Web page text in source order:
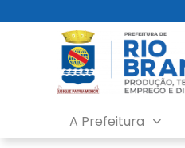
A Prefeitura